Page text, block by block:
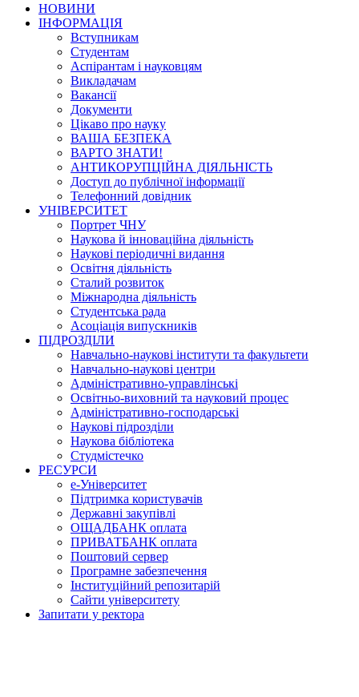
НОВИНИ
ІНФОРМАЦІЯ
Вступникам
Студентам
Аспірантам і науковцям
Викладачам
Вакансії
Документи
Цікаво про науку
ВАША БЕЗПЕКА
ВАРТО ЗНАТИ!
АНТИКОРУПЦІЙНА ДІЯЛЬНІСТЬ
Доступ до публічної інформації
Телефонний довідник
УНІВЕРСИТЕТ
Портрет ЧНУ
Наукова й інноваційна діяльність
Наукові періодичні видання
Освітня діяльність
Сталий розвиток
Міжнародна діяльність
Студентська рада
Асоціація випускників
ПІДРОЗДІЛИ
Навчально-наукові інститути та факультети
Навчально-наукові центри
Адміністративно-управлінські
Освітньо-виховний та науковий процес
Адміністративно-господарські
Наукові підрозділи
Наукова бібліотека
Студмістечко
РЕСУРСИ
е-Університет
Підтримка користувачів
Державні закупівлі
ОЩАДБАНК оплата
ПРИВАТБАНК оплата
Поштовий сервер
Програмне забезпечення
Інституційний репозитарій
Сайти університету
Запитати у ректора